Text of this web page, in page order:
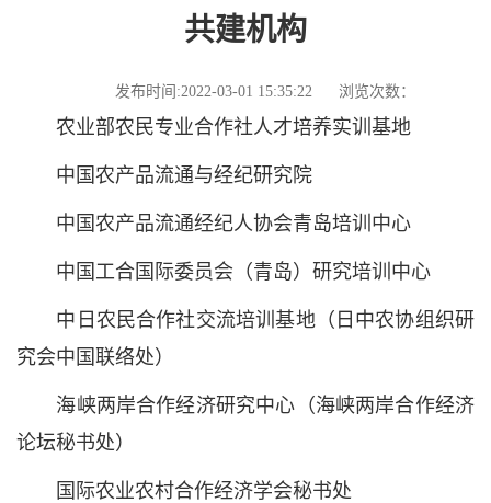
共建机构
发布时间:2022-03-01 15:35:22 浏览次数：
农业部农民专业合作社人才培养实训基地
中国农产品流通与经纪研究院
中国农产品流通经纪人协会青岛培训中心
中国工合国际委员会（青岛）研究培训中心
中日农民合作社交流培训基地（日中农协组织研
究会中国联络处）
海峡两岸合作经济研究中心（海峡两岸合作经济
论坛秘书处）
国际农业农村合作经济学会秘书处